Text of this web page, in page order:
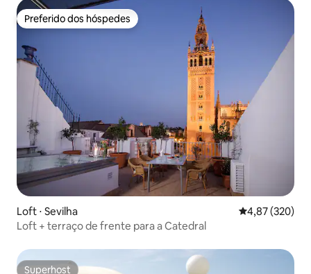
Preferido dos hóspedes
Preferido dos hóspedes
Loft ⋅ Sevilha 4,87 de uma
4,87 (320)
Loft + terraço de frente para a Catedral
Superhost